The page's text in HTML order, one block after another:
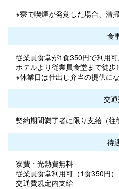
※寮で喫煙が発覚した場合、清
食
従業員食堂が1食350円で利用可
ホテルより従業員食堂まで徒歩1
※休業日は仕出し弁当の提供に
交
契約期間満了者に限り支給（往
待
寮費・光熱費無料
従業員食堂利用可（1食350円）
交通費規定内支給